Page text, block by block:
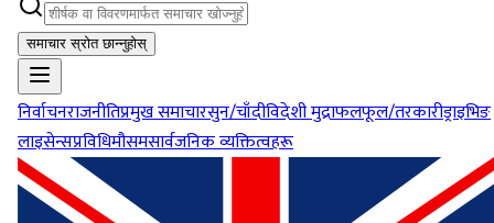
समाचार स्रोत छान्नुहोस्
निर्वाचनराजनीतिप्रमुख समाचारसुन/चाँदीविदेशी मुद्राफलफूल/तरकारीड्राइभिङ
लाइसेन्सप्रविधिमौसमसार्वजनिक व्यक्तित्वहरू